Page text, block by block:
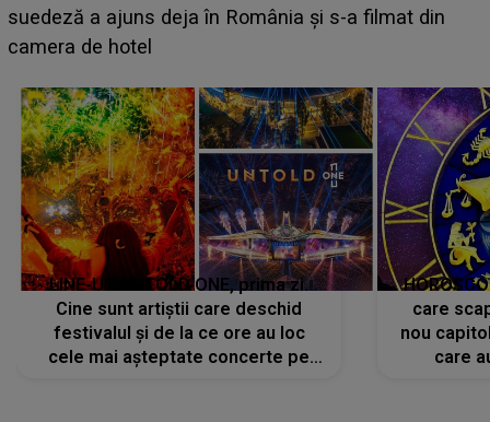
BĂIATUL VIZAT de Alexandra?! Aflându-se în fața
faptului împlinit, A RECUNOSCUT IMEDIAT: "Am
LINE-UP UNTOLD ONE, prima zi.
Cine sunt artiștii care deschid
festivalul și de la ce ore au loc
cele mai așteptate concerte pe
care
nou
care